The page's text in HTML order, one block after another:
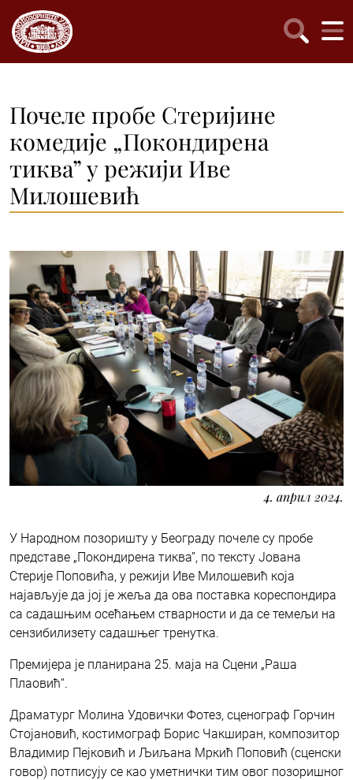
Почеле пробе Стеријине
комедије „Покондирена
тиква” у режији Иве
Милошевић
4. април 2024.
У Народном позоришту у Београду почеле су пробе
представе „Покондирена тиква”, по тексту Јована
Стерије Поповића, у режији Иве Милошевић која
најављује да јој је жеља да ова поставка кореспондира
са садашњим осећањем стварности и да се темељи на
сензибилизету садашњег тренутка.
Премијера је планирана 25. маја на Сцени „Раша
Плаовић“.
Драматург Молина Удовички Фотез, сценограф Горчин
Стојановић, костимограф Борис Чакширан, композитор
Владимир Пејковић и Љиљана Мркић Поповић (сценски
говор) потписују се као уметнички тим овог позоришног